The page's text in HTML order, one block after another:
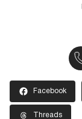
Facebook
Threads